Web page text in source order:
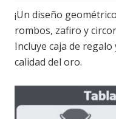
¡Un diseño
rombos, zafiro y
Incluye caja de
calidad del oro.